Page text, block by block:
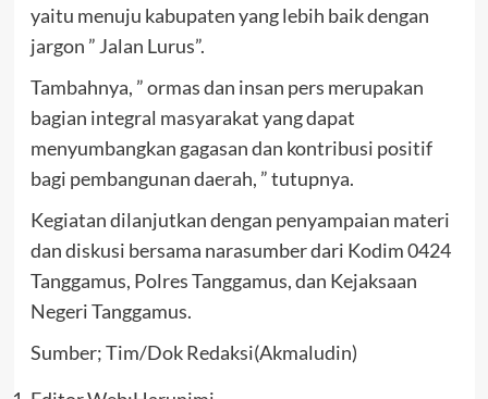
yaitu menuju kabupaten yang lebih baik dengan
jargon ” Jalan Lurus”.
Tambahnya, ” ormas dan insan pers merupakan
bagian integral masyarakat yang dapat
menyumbangkan gagasan dan kontribusi positif
bagi pembangunan daerah, ” tutupnya.
Kegiatan dilanjutkan dengan penyampaian materi
dan diskusi bersama narasumber dari Kodim 0424
Tanggamus, Polres Tanggamus, dan Kejaksaan
Negeri Tanggamus.
Sumber; Tim/Dok Redaksi(Akmaludin)